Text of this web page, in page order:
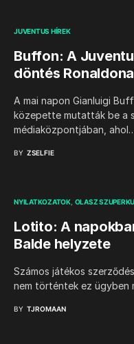
JUVENTUS HÍREK
Buffon: A
döntés
A mai napon Gianluigi
közepette mutatták be a
médiaközpontjában,
BY ZSELFIE
NYILATKOZATOK OLASZ
Lotito: A
Balde helyzete
Számos játékos
nem történtek ez ügyben
BY TJROMAAN